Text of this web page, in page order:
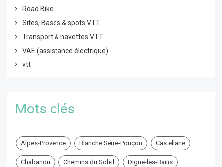
Road Bike
Sites, Bases & spots VTT
Transport & navettes VTT
VAE (assistance électrique)
vtt
Mots clés
Alpes-Provence Blanche Serre-Ponçon Castellane
Chabanon Chemins du Soleil Digne-les-Bains